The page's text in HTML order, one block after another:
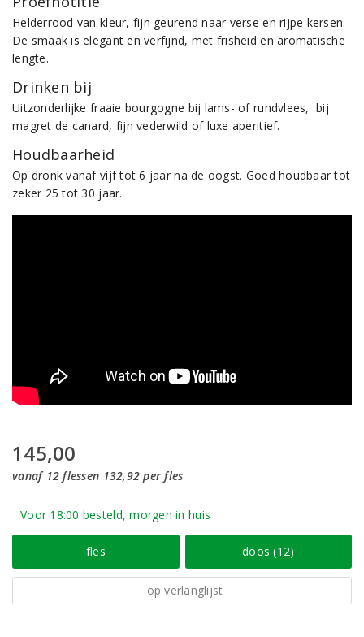
Helderrood van kleur, fijn geurend naar verse en rijpe kersen.
De smaak is elegant en verfijnd, met frisheid en aromatische
lengte.
Drinken bij
Uitzonderlijke fraaie bourgogne bij lams- of rundvlees, bij
magret de canard, fijn vederwild of luxe aperitief.
Houdbaarheid
Op dronk vanaf vijf tot 6 jaar na de oogst. Goed houdbaar tot
zeker 25 tot 30 jaar.
145,00
vanaf 12 flessen 132,92 per fles
Voor 18:00 besteld, morgen in huis
fles doos (12)
op verlanglijst